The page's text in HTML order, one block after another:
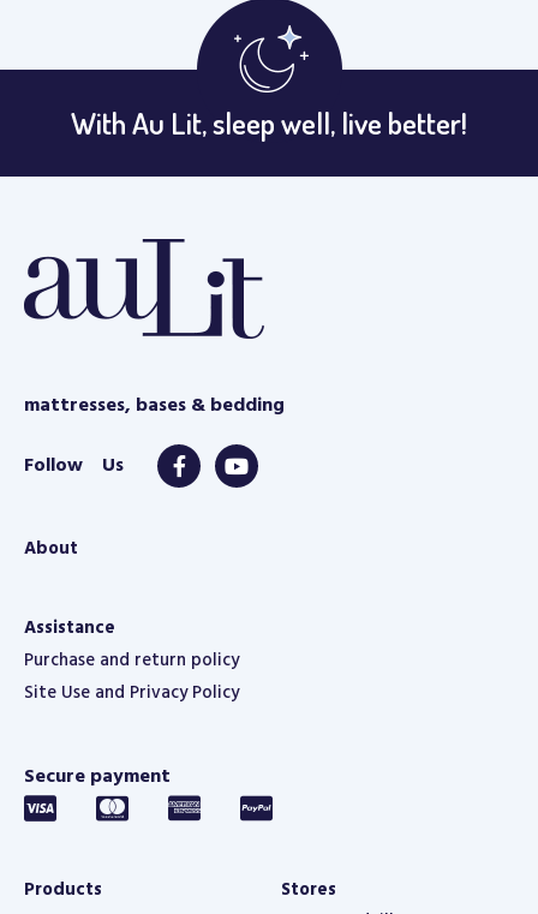
With Au Lit, sleep well, live better!
mattresses, bases & bedding
About
Assistance
Purchase and return policy
Site Use and Privacy Policy
Secure payment
Products
Stores